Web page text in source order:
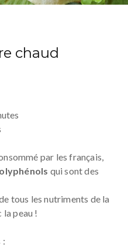
chaud
par les français,
qui sont des
tous les nutriments de la
la peau !
: